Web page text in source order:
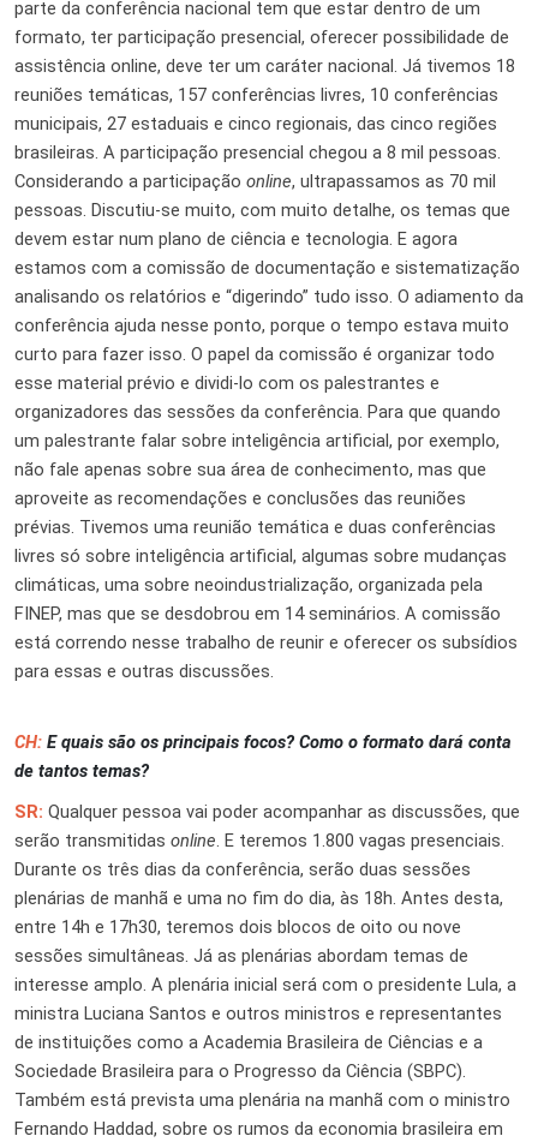
parte da conferência nacional tem que estar dentro de um
formato, ter participação presencial, oferecer possibilidade de
assistência online, deve ter um caráter nacional. Já tivemos 18
reuniões temáticas, 157 conferências livres, 10 conferências
municipais, 27 estaduais e cinco regionais, das cinco regiões
brasileiras. A participação presencial chegou a 8 mil pessoas.
Considerando a participação online, ultrapassamos as 70 mil
pessoas. Discutiu-se muito, com muito detalhe, os temas que
devem estar num plano de ciência e tecnologia. E agora
estamos com a comissão de documentação e sistematização
analisando os relatórios e “digerindo” tudo isso. O adiamento da
conferência ajuda nesse ponto, porque o tempo estava muito
curto para fazer isso. O papel da comissão é organizar todo
esse material prévio e dividi-lo com os palestrantes e
organizadores das sessões da conferência. Para que quando
um palestrante falar sobre inteligência artificial, por exemplo,
não fale apenas sobre sua área de conhecimento, mas que
aproveite as recomendações e conclusões das reuniões
prévias. Tivemos uma reunião temática e duas conferências
livres só sobre inteligência artificial, algumas sobre mudanças
climáticas, uma sobre neoindustrialização, organizada pela
FINEP, mas que se desdobrou em 14 seminários. A comissão
está correndo nesse trabalho de reunir e oferecer os subsídios
para essas e outras discussões.
CH: E quais são os principais focos? Como o formato dará conta
de tantos temas?
SR: Qualquer pessoa vai poder acompanhar as discussões, que
serão transmitidas online. E teremos 1.800 vagas presenciais.
Durante os três dias da conferência, serão duas sessões
plenárias de manhã e uma no fim do dia, às 18h. Antes desta,
entre 14h e 17h30, teremos dois blocos de oito ou nove
sessões simultâneas. Já as plenárias abordam temas de
interesse amplo. A plenária inicial será com o presidente Lula, a
ministra Luciana Santos e outros ministros e representantes
de instituições como a Academia Brasileira de Ciências e a
Sociedade Brasileira para o Progresso da Ciência (SBPC).
Também está prevista uma plenária na manhã com o ministro
Fernando Haddad, sobre os rumos da economia brasileira em